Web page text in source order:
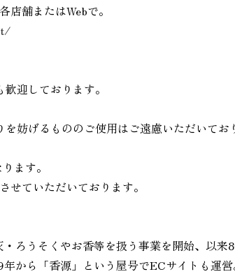
舗またはWebで。
迎しております。
妨げるもののご使用はご遠慮いただいてお
ます。
せていただいております。
ろうそくやお香等を扱う事業を開始、以来
から「香源」という屋号でECサイトも運